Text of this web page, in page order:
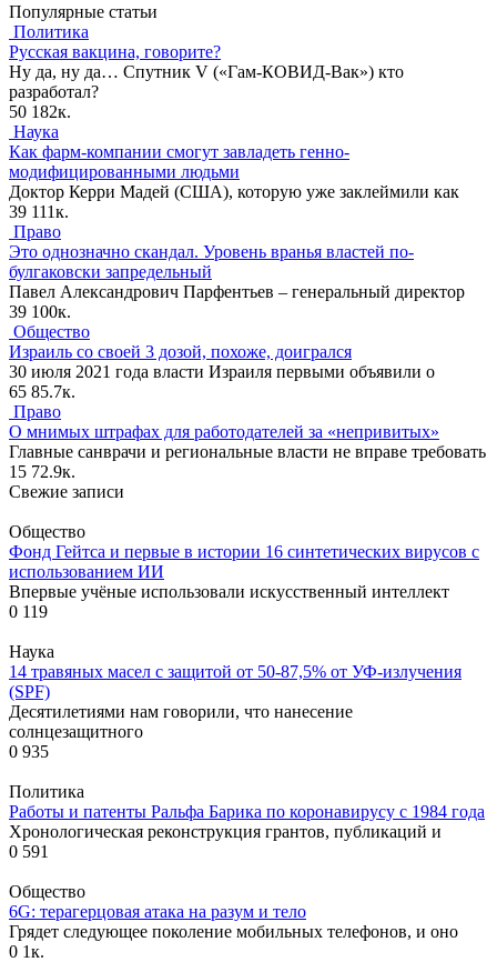
Популярные статьи
Политика
Русская вакцина, говорите?
Ну да, ну да… Спутник V («Гам-КОВИД-Вак») кто
разработал?
50 182к.
Наука
Как фарм-компании смогут завладеть генно-
модифицированными людьми
Доктор Керри Мадей (США), которую уже заклеймили как
39 111к.
Право
Это однозначно скандал. Уровень вранья властей по-
булгаковски запредельный
Павел Александрович Парфентьев – генеральный директор
39 100к.
Общество
Израиль со своей 3 дозой, похоже, доигрался
30 июля 2021 года власти Израиля первыми объявили о
65 85.7к.
Право
О мнимых штрафах для работодателей за «непривитых»
Главные санврачи и региональные власти не вправе требовать
15 72.9к.
Свежие записи
Общество
Фонд Гейтса и первые в истории 16 синтетических вирусов с
использованием ИИ
Впервые учёные использовали искусственный интеллект
0 119
Наука
14 травяных масел с защитой от 50-87,5% от УФ-излучения
(SPF)
Десятилетиями нам говорили, что нанесение
солнцезащитного
0 935
Политика
Работы и патенты Ральфа Барика по коронавирусу с 1984 года
Хронологическая реконструкция грантов, публикаций и
0 591
Общество
6G: терагерцовая атака на разум и тело
Грядет следующее поколение мобильных телефонов, и оно
0 1к.